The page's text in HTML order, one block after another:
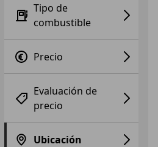
Tipo de
combustible
Precio
Evaluación de
precio
Ubicación